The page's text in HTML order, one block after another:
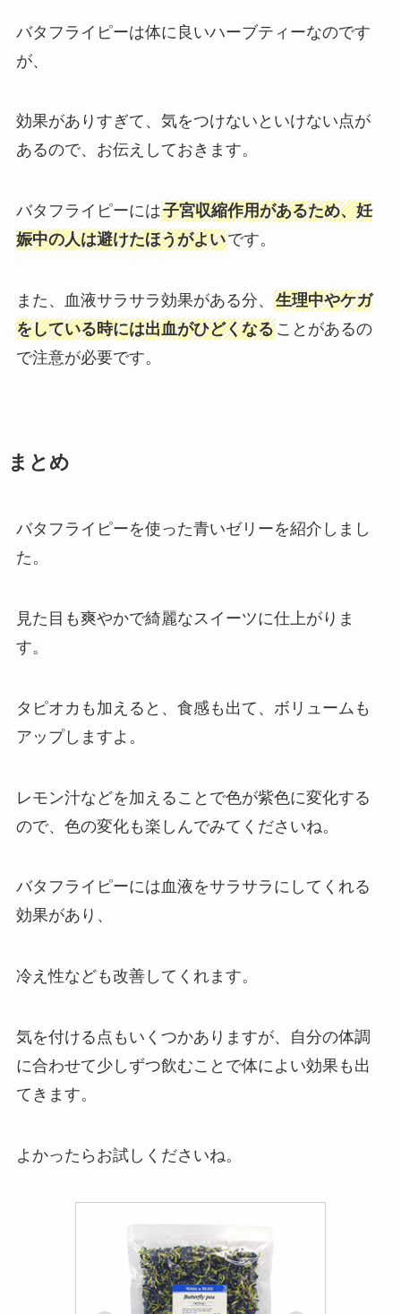
バタフライピーは体に良いハーブティーなのです
が、
効果がありすぎて、気をつけないといけない点が
あるので、お伝えしておきます。
バタフライピーには子宮収縮作用があるため、妊
娠中の人は避けたほうがよいです。
また、血液サラサラ効果がある分、 生理中やケガ
をしている時には出血がひどくなることがあるの
で注意が必要です。
まとめ
バタフライピーを使った青いゼリーを紹介しまし
た。
見た目も爽やかで綺麗なスイーツに仕上がりま
す。
タピオカも加えると、食感も出て、ボリュームも
アップしますよ。
レモン汁などを加えることで色が紫色に変化する
ので、色の変化も楽しんでみてくださいね。
バタフライピーには血液をサラサラにしてくれる
効果があり、
冷え性なども改善してくれます。
気を付ける点もいくつかありますが、自分の体調
に合わせて少しずつ飲むことで体によい効果も出
てきます。
よかったらお試しくださいね。